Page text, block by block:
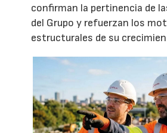
confirman la pertinencia de
del Grupo y refuerzan los
estructurales de su